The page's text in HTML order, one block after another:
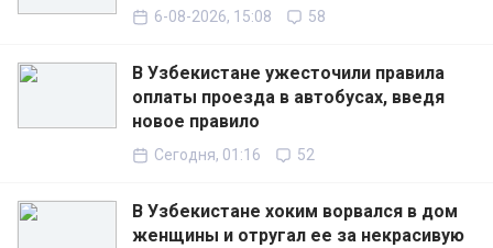
6-08-2026, 15:08 58
В Узбекистане ужесточили правила
оплаты проезда в автобусах, введя
новое правило
Сегодня, 01:16 52
В Узбекистане хоким ворвался в дом
женщины и отругал ее за некрасивую